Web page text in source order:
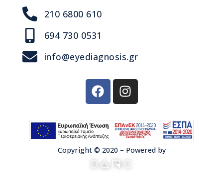
210 6800 610
694 730 0531
info@eyediagnosis.gr
Copyright © 2020 – Powered by